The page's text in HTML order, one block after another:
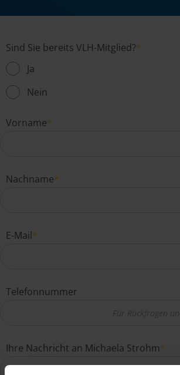
Sind Sie bereits VLH-Mitglied?*
Ja
Nein
Vorname*
Nachname*
E-Mail*
Telefonnummer
Ihre Nachricht an Michaela Strohm*